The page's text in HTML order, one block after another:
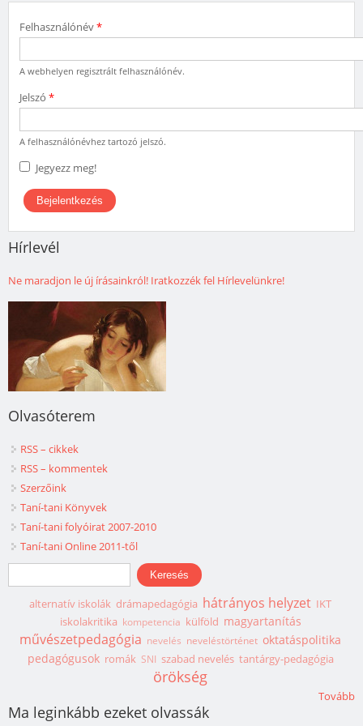
Felhasználónév*
A webhelyen regisztrált felhasználónév.
Jelszó *
A felhasználónévhez tartozó jelszó.
Jegyezz meg!
Hírlevél
Ne maradjon le új írásainkról! Iratkozzék fel Hírlevelünkre!
Olvasóterem
RSS – cikkek
RSS – kommentek
Szerzőink
Taní-tani Könyvek
Taní-tani folyóirat 2007-2010
Taní-tani Online 2011-től
Keresés űrlap
Keresés
alternatív iskolák drámapedagógia hátrányos helyzet IKT
iskolakritika kompetencia külföld magyartanítás
művészetpedagógia nevelés neveléstörténet oktatáspolitika
pedagógusok romák SNI szabad nevelés tantárgy-pedagógia
örökség
Tovább
Ma leginkább ezeket olvassák